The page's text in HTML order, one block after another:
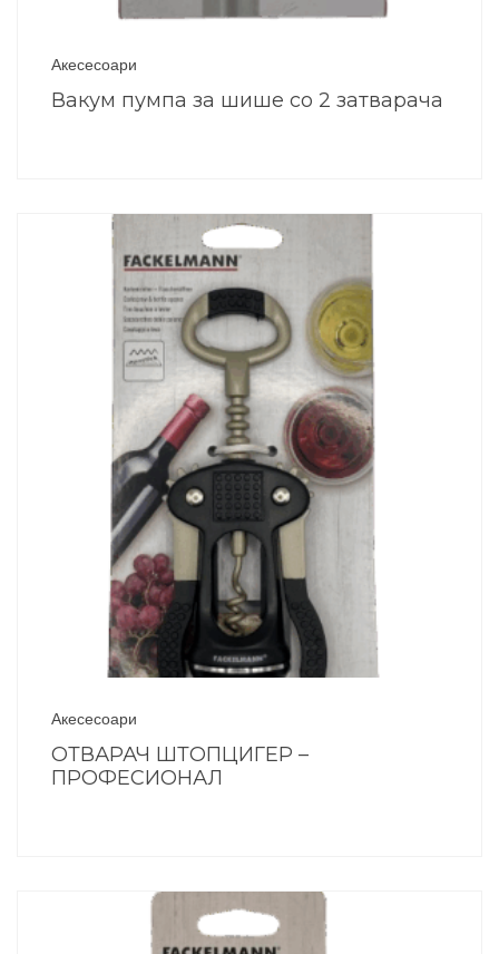
Акесесоари
Вакум пумпа за шише со 2 затварача
Акесесоари
ОТВАРАЧ ШТОПЦИГЕР –
ПРОФЕСИОНАЛ